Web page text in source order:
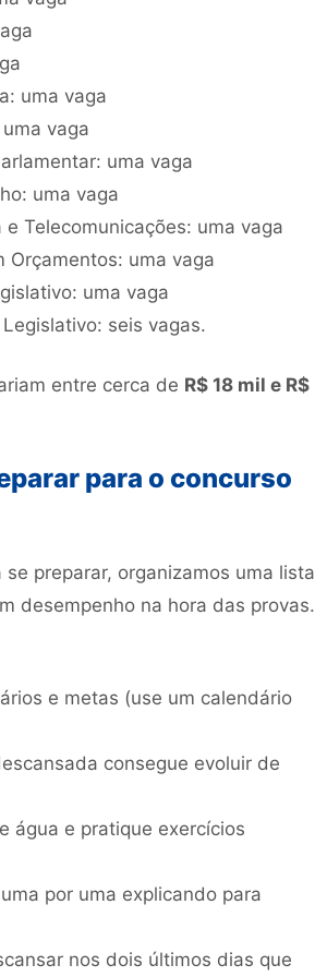
uma vaga
vaga
uma vaga
uma vaga
Telecomunicações: uma vaga
Orçamentos: uma vaga
uma vaga
seis vagas.
entre cerca de R$ 18 mil e R$
para o concurso
preparar, organizamos uma lista
desempenho na hora das provas.
e metas (use um calendário
consegue evoluir de
água e pratique exercícios
por uma explicando para
nos dois últimos dias que